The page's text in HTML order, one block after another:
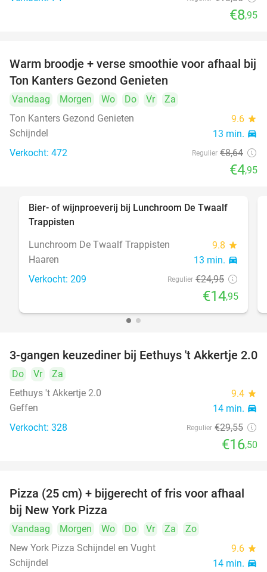
€8,95
43%
Warm broodje + verse smoothie voor afhaal bij
Ton Kanters Gezond Genieten
Vandaag Morgen Wo Do Vr
Za
Ton Kanters Gezond Genieten
9.6 star
Schijndel 13 min. directions_car
Verkocht: 472 Regulier €8,64
€4,95
40%
Bier- of wijnproeverij bij Lunchroom De Twaalf
Trappisten
Lunchroom De Twaalf Trappisten
9.8 star
Haaren 13 min. directions_car
Verkocht: 209 Regulier €24,95
€14,95
44%
3-gangen keuzediner bij Eethuys 't Akkertje 2.0
Do Vr
Za
Eethuys 't Akkertje 2.0
9.4 star
Geffen 14 min. directions_car
Verkocht: 328 Regulier €29,55
€16,50
48%
Pizza (25 cm) + bijgerecht of fris voor afhaal
bij New York Pizza
Vandaag Morgen Wo Do Vr Za
Zo
New York Pizza Schijndel en Vught
9.6 star
Schijndel 14 min. directions_car